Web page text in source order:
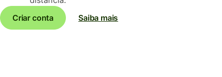
Criar conta
Saiba mais